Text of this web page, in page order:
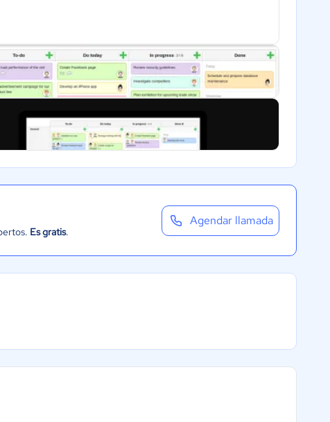
Es gratis.
Agendar llamada